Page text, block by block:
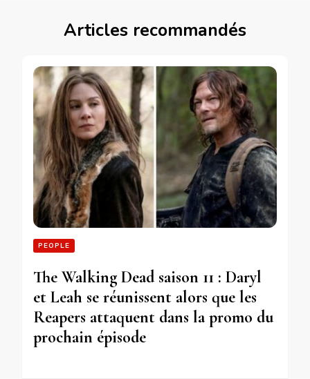
Articles recommandés
PEOPLE
The Walking Dead saison 11 : Daryl
et Leah se réunissent alors que les
Reapers attaquent dans la promo du
prochain épisode